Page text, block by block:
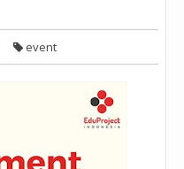
event